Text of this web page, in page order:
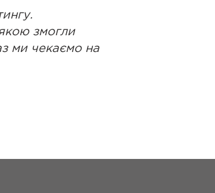
змогли
ми чекаємо на